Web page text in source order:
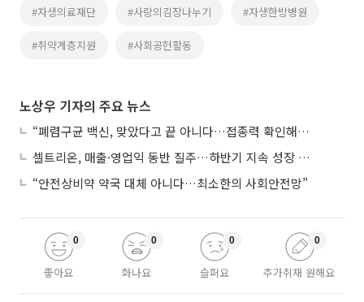
#자생의료재단 #사랑의김장나누기 #자생한방병원
#취약계층지원 #사회공헌활동
노상우 기자의 주요 뉴스
“폐렴구균 백신, 맞았다고 끝 아니다…접종력 확인해야”
셀트리온, 매출·영업익 동반 질주…하반기 지속 성장 전망에 주목
“안전상비약 약국 대체 아니다…최소한의 사회안전망”
좋아요
0
화나요
0
슬퍼요
0
추가취재 원해요
0